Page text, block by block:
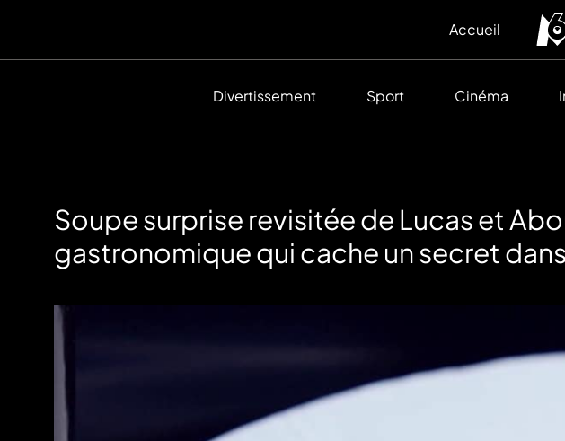
Accueil
Divertissement Sport Cinéma
Soupe surprise revisitée de Lucas et
gastronomique qui cache un secret